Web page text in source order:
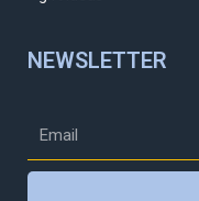
NEWSLETTER